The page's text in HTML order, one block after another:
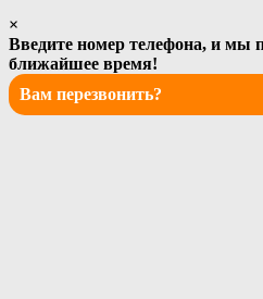
×
Введите номер телефона, и мы
ближайшее время!
Вам перезвонить?